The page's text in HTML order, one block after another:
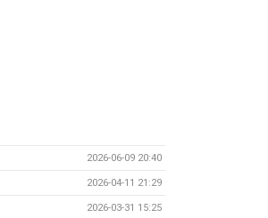
2026-06-09 20:40
2026-04-11 21:29
2026-03-31 15:25